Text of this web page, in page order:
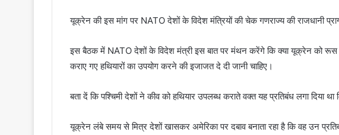
यूक्रेन की इस मांग पर NATO देशों के विदेश मंत्रियों की चेक गणराज्य की राजधानी
इस बैठक में NATO देशों के विदेश मंत्री इस बात पर मंथन करेंगे कि क्या यूक्रेन को रूस के
कराए गए हथियारों का उपयोग करने की इजाजत दे दी जानी चाहिए।
बता दें कि पश्चिमी देशों ने कीव को हथियार उपलब्ध कराते वक्त यह प्रतिबंध लगा दिया
यूक्रेन लंबे समय से मित्र देशों खासकर अमेरिका पर दबाव बनाता रहा है कि वह उन